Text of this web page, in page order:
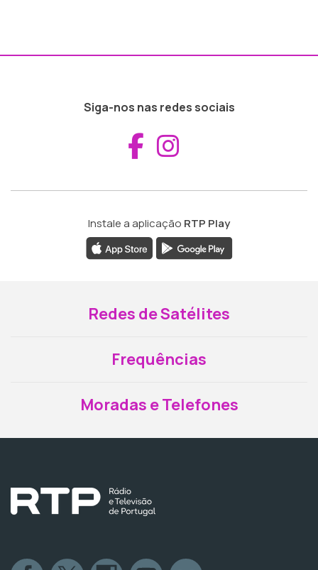
Siga-nos nas redes sociais
Aceder ao
Instale a aplicação RTP Play
Redes de Satélites
Frequências
Moradas e Telefones